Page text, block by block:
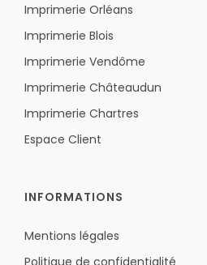
Imprimerie Orléans
Imprimerie Blois
Imprimerie Vendôme
Imprimerie Châteaudun
Imprimerie Chartres
Espace Client
INFORMATIONS
Mentions légales
Politique de confidentialité